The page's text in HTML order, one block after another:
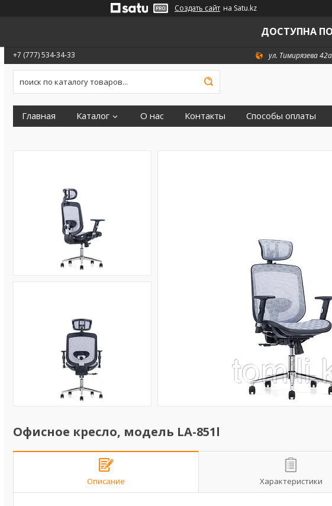
Создать сайт на Satu.kz
ДОСТУПНА
+7 (777) 534-34-33 ул. Тимирязева
Главная Каталог О нас Контакты Способы оплаты
Офисное кресло, модель LA-851l
Описание Характеристики